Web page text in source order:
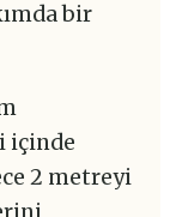
bir
içinde
2 metreyi